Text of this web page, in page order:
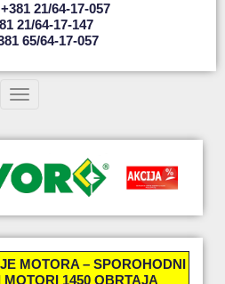
21/64-17-057
21/64-17-147
65/64-17-057
Toggle navigation
MOTORA – SPOROHODNI
1450 OBRTAJA